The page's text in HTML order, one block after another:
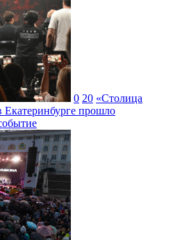
0 20 «Столица
Екатеринбурге прошло